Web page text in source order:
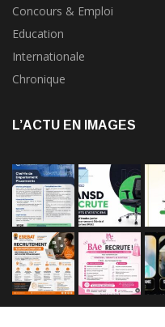
Concours & Emploi
Education
Internationale
Chronique
L’ACTU EN IMAGES